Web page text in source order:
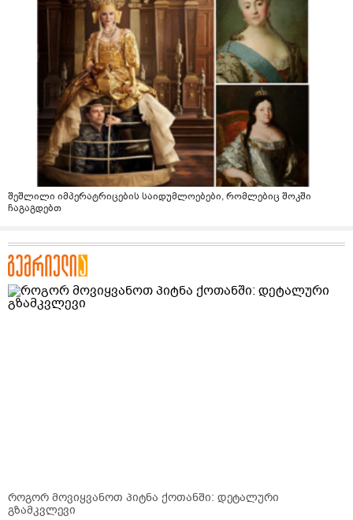
შეშლილი იმპერატრიცების საიდუმლოებები, რომლებიც შოკში
ჩაგაგდებთ
როგორ მოვიყვანოთ პიტნა ქოთანში: დეტალური
გზამკვლევი